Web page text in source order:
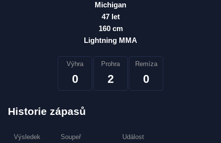
Michigan
47 let
160 cm
Lightning MMA
Výhra
0
Prohra
2
Remíza
0
Historie zápasů
Výsledek Soupeř Událost